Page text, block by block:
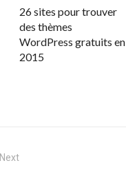
26 sites pour trouver
des thèmes
WordPress gratuits en
2015
Next